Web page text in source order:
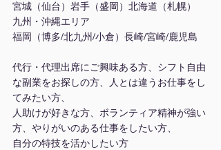
宮城（仙台）岩手（盛岡）北海道（札幌）
九州・沖縄エリア
福岡（博多/北九州/小倉）長崎/宮崎/鹿児島
代行・代理出席にご興味ある方、シフト自由
な副業をお探しの方、人とは違うお仕事をし
てみたい方、
人助けが好きな方、ボランティア精神が強い
方、やりがいのある仕事をしたい方、
自分の特技を活かしたい方